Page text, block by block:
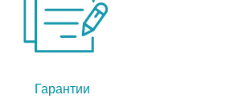
Гарантии